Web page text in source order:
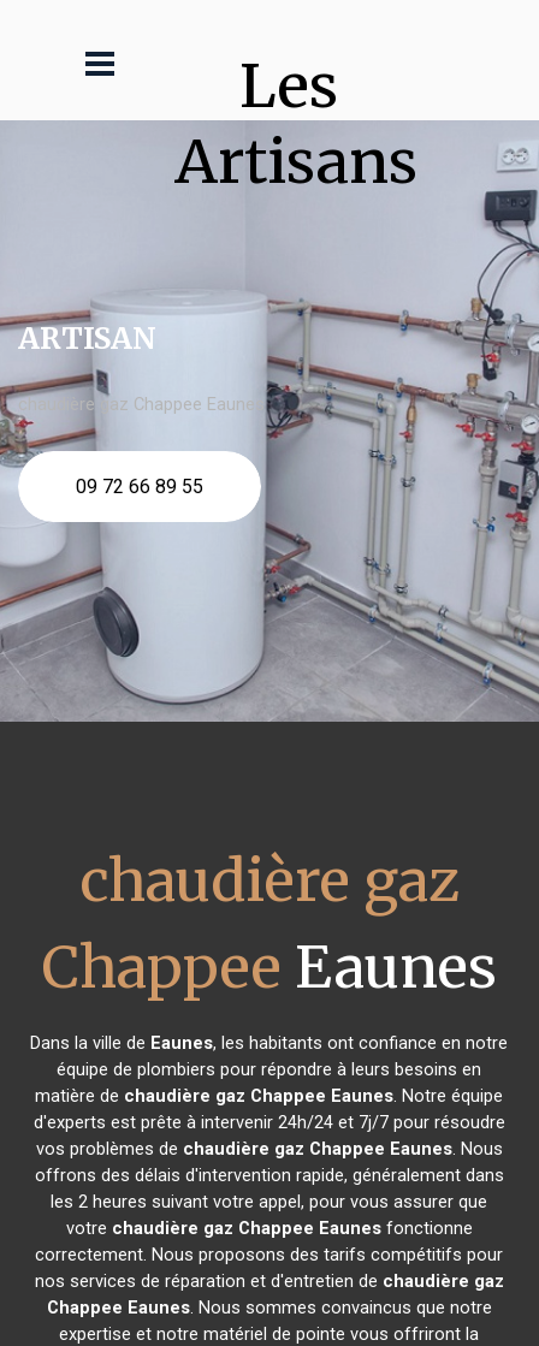
Les
Artisans
ARTISAN
chaudière gaz Chappee Eaunes
09 72 66 89 55
chaudière gaz
Chappee Eaunes
Dans la ville de Eaunes, les habitants ont confiance en notre
équipe de plombiers pour répondre à leurs besoins en
matière de chaudière gaz Chappee Eaunes. Notre équipe
d'experts est prête à intervenir 24h/24 et 7j/7 pour résoudre
vos problèmes de chaudière gaz Chappee Eaunes. Nous
offrons des délais d'intervention rapide, généralement dans
les 2 heures suivant votre appel, pour vous assurer que
votre chaudière gaz Chappee Eaunesfonctionne
correctement. Nous proposons des tarifs compétitifs pour
nos services de réparation et d'entretien de chaudière gaz
Chappee Eaunes. Nous sommes convaincus que notre
expertise et notre matériel de pointe vous offriront la